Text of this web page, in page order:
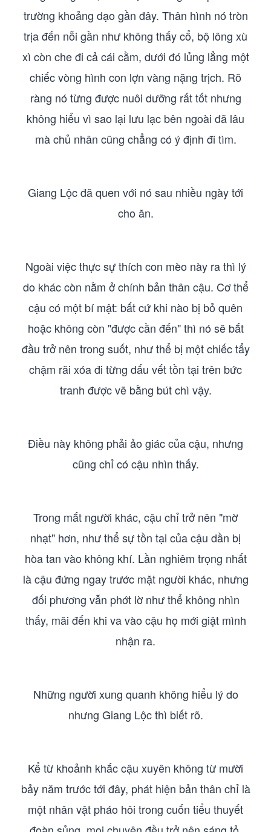
trường khoảng dạo gần đây. Thân hình nó tròn
trịa đến nỗi gần như không thấy cổ, bộ lông xù
xì còn che đi cả cái cằm, dưới đó lủng lẳng một
chiếc vòng hình con lợn vàng nặng trịch. Rõ
ràng nó từng được nuôi dưỡng rất tốt nhưng
không hiểu vì sao lại lưu lạc bên ngoài đã lâu
mà chủ nhân cũng chẳng có ý định đi tìm.
Giang Lộc đã quen với nó sau nhiều ngày tới
cho ăn.
Ngoài việc thực sự thích con mèo này ra thì lý
do khác còn nằm ở chính bản thân cậu. Cơ thể
cậu có một bí mật: bất cứ khi nào bị bỏ quên
hoặc không còn "được cần đến" thì nó sẽ bắt
đầu trở nên trong suốt, như thể bị một chiếc tẩy
chậm rãi xóa đi từng dấu vết tồn tại trên bức
tranh được vẽ bằng bút chì vậy.
Điều này không phải ảo giác của cậu, nhưng
cũng chỉ có cậu nhìn thấy.
Trong mắt người khác, cậu chỉ trở nên "mờ
nhạt" hơn, như thể sự tồn tại của cậu dần bị
hòa tan vào không khí. Lần nghiêm trọng nhất
là cậu đứng ngay trước mặt người khác, nhưng
đối phương vẫn phớt lờ như thể không nhìn
thấy, mãi đến khi va vào cậu họ mới giật mình
nhận ra.
Những người xung quanh không hiểu lý do
nhưng Giang Lộc thì biết rõ.
Kể từ khoảnh khắc cậu xuyên không từ mười
bảy năm trước tới đây, phát hiện bản thân chỉ là
một nhân vật pháo hôi trong cuốn tiểu thuyết